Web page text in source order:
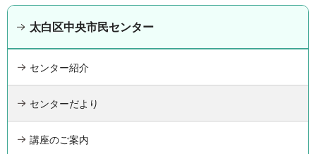
太白区中央市民センター
センター紹介
センターだより
講座のご案内